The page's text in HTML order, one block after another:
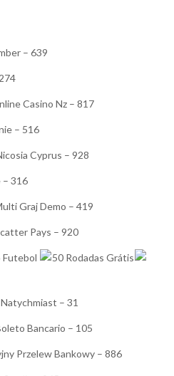
– 639
Casino Nz – 817
– 516
Cyprus – 928
– 316
Graj Demo – 419
Pays – 920
Futebol
50 Rodadas Grátis
– 31
Bancario – 105
Przelew Bankowy – 886